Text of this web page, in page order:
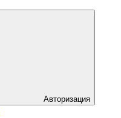
Авторизация